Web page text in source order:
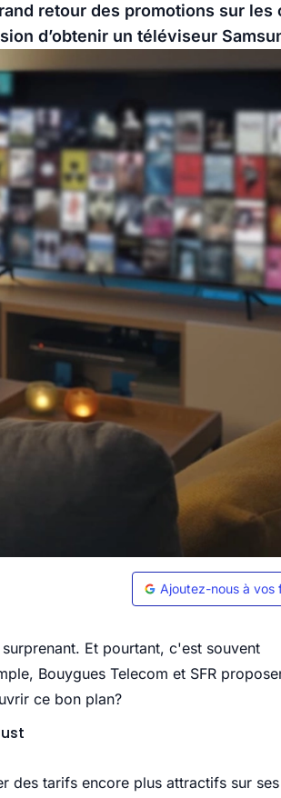
retour des promotions sur les
d’obtenir un téléviseur
Ajoutez-nous à vos
Et pourtant, c'est souvent
Bouygues Telecom et SFR
ce bon plan?
des tarifs encore plus attractifs sur ses